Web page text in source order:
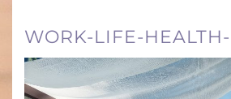
WORK-LIFE-